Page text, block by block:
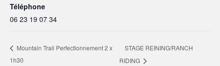
Téléphone
06 23 19 07 34
Mountain Trail Perfectionnement 2 x
1h30
STAGE REINING/RANCH
RIDING